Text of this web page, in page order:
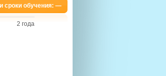
сроки обучения: —
2 года